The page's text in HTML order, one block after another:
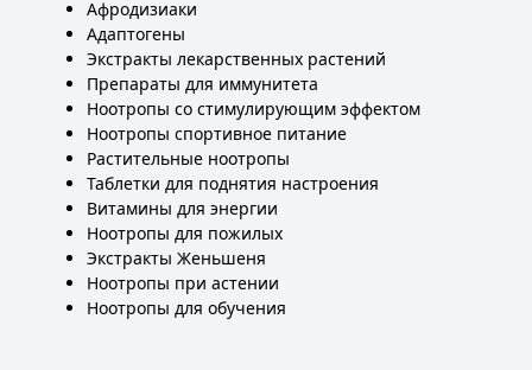
Афродизиаки
Адаптогены
Экстракты лекарственных растений
Препараты для иммунитета
Ноотропы со стимулирующим эффектом
Ноотропы спортивное питание
Растительные ноотропы
Таблетки для поднятия настроения
Витамины для энергии
Ноотропы для пожилых
Экстракты Женьшеня
Ноотропы при астении
Ноотропы для обучения